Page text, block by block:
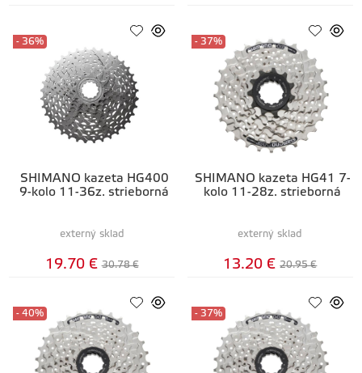
SHIMANO kazeta HG400
9-kolo 11-36z. strieborná
- 36%
externý sklad
19.70 € 30.78 €
SHIMANO kazeta HG41 7-
kolo 11-28z. strieborná
- 37%
externý sklad
13.20 € 20.95 €
- 40% - 37%